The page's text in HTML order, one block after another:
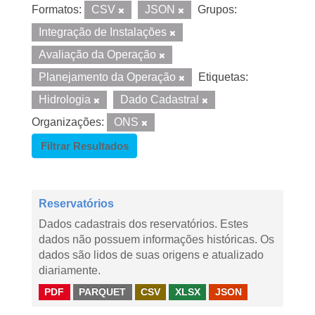
Formatos: CSV JSON
Grupos:
Integração de Instalações
Avaliação da Operação
Planejamento da Operação
Etiquetas:
Hidrologia
Dado Cadastral
Organizações:
ONS
Filtrar Resultados
Reservatórios
Dados cadastrais dos reservatórios. Estes
dados não possuem informações históricas. Os
dados são lidos de suas origens e atualizado
diariamente.
PDF PARQUET CSV XLSX JSON